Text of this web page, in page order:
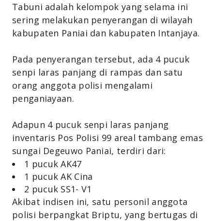
Tabuni adalah kelompok yang selama ini
sering melakukan penyerangan di wilayah
kabupaten Paniai dan kabupaten Intanjaya.⁣
Pada penyerangan tersebut, ada 4 pucuk
senpi laras panjang di rampas dan satu
orang anggota polisi mengalami
penganiayaan.
Adapun 4 pucuk senpi laras panjang
inventaris Pos Polisi 99 areal tambang emas
sungai Degeuwo Paniai, terdiri dari:
1 pucuk AK47
1 pucuk AK Cina
2 pucuk SS1- V1
Akibat indisen ini, satu personil anggota
polisi berpangkat Briptu, yang bertugas di